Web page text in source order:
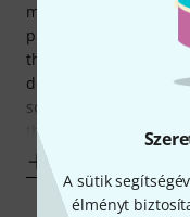
A sütik
élményt
menu diving. I own a
painful to program. I
that would allow me
design. Yes, Dexed
something physical to
the Opsix would be